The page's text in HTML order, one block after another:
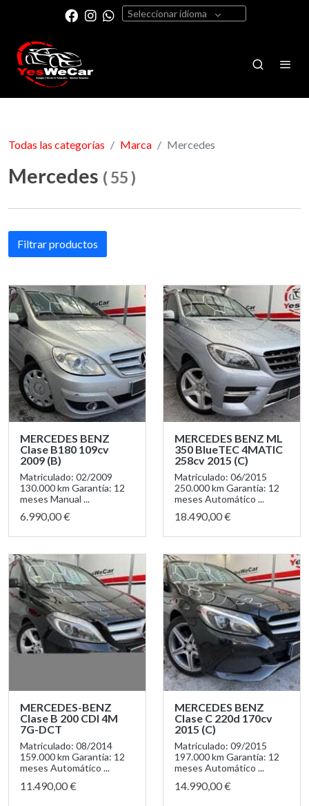
Seleccionar idioma
Todas las categorías Marca Mercedes
Mercedes (55)
Filtrar productos
MERCEDES BENZ
Clase B180 109cv
2009 (B)
Matriculado: 02/2009
130.000 km Garantía: 12
meses Manual ...
6.990,00 €
MERCEDES BENZ ML
350 BlueTEC 4MATIC
258cv 2015 (C)
Matriculado: 06/2015
250.000 km Garantía: 12
meses Automático ...
18.490,00 €
MERCEDES-BENZ
Clase B 200 CDI 4M
7G-DCT
Matriculado: 08/2014
159.000 km Garantía: 12
meses Automático ...
11.490,00 €
MERCEDES BENZ
Clase C 220d 170cv
2015 (C)
Matriculado: 09/2015
197.000 km Garantía: 12
meses Automático ...
14.990,00 €